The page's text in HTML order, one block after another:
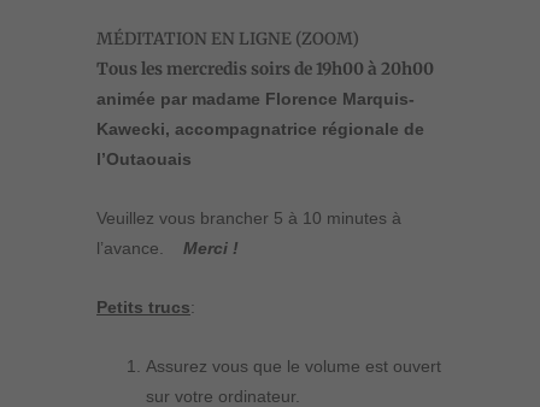
MÉDITATION EN LIGNE (ZOOM)
Tous les mercredis soirsde 19h00 à 20h00
animée par madame Florence Marquis-
Kawecki, accompagnatrice régionale de
l’Outaouais
Veuillez vous brancher 5 à 10 minutes à
l’avance.
Merci !
Petits trucs:
Assurez vous que le volume est ouvert
sur votre ordinateur.